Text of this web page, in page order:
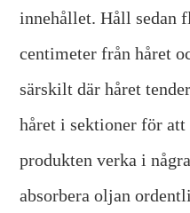
innehållet. Håll sedan
centimeter från håret
särskilt där håret
håret i sektioner för
produkten verka i
absorbera oljan